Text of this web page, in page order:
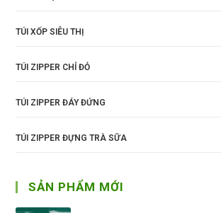
TÚI XỐP SIÊU THỊ
TÚI ZIPPER CHỈ ĐỎ
TÚI ZIPPER ĐÁY ĐỨNG
TÚI ZIPPER ĐỰNG TRÀ SỮA
SẢN PHẨM MỚI